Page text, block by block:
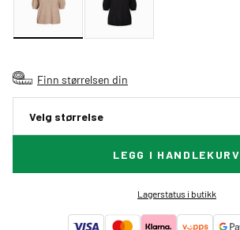
Finn størrelsen din
Velg størrelse
LEGG I HANDLEKURV
Lagerstatus i butikk